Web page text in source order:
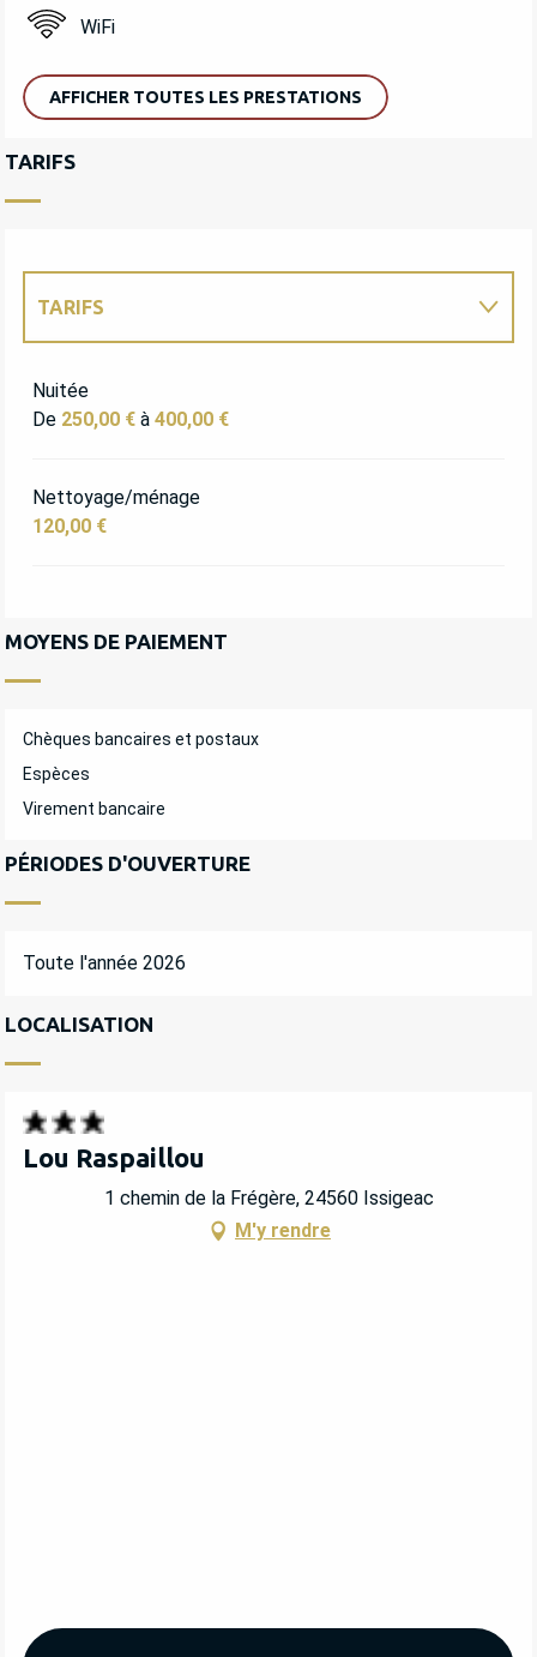
WiFi
AFFICHER TOUTES LES PRESTATIONS
TARIFS
TARIFS
Nuitée
De 250,00 € à 400,00 €
Nettoyage/ménage
120,00 €
MOYENS DE PAIEMENT
Chèques bancaires et postaux
Espèces
Virement bancaire
PÉRIODES D'OUVERTURE
Toute l'année 2026
LOCALISATION
Lou Raspaillou
1 chemin de la Frégère, 24560 Issigeac
M'y rendre